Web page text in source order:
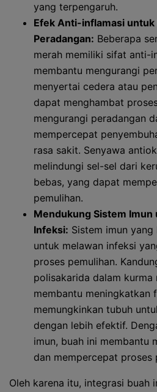
yang terpengaruh.
Efek Anti-inflamasi
Peradangan: Beberapa
merah memiliki sifat anti-
membantu mengurangi
menyertai cedera atau
dapat menghambat
mengurangi peradangan
mempercepat
rasa sakit. Senyawa
melindungi sel-sel dari
bebas, yang dapat
pemulihan.
Mendukung Sistem Imun
Infeksi: Sistem imun
untuk melawan infeksi
proses pemulihan.
polisakarida dalam kurma
membantu meningkatkan
memungkinkan tubuh
dengan lebih efektif.
imun, buah ini membantu
dan mempercepat proses
Oleh karena itu, integrasi buah